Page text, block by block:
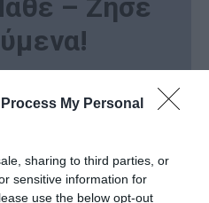
My Personal
sharing to third parties, or
sensitive information for
use the below opt-out
– Ζήσε
που ανήκει στον
Heutink
. Στην Educo,
είναι σχεδιασμένα για
παίξουν αυθόρμητα. Με